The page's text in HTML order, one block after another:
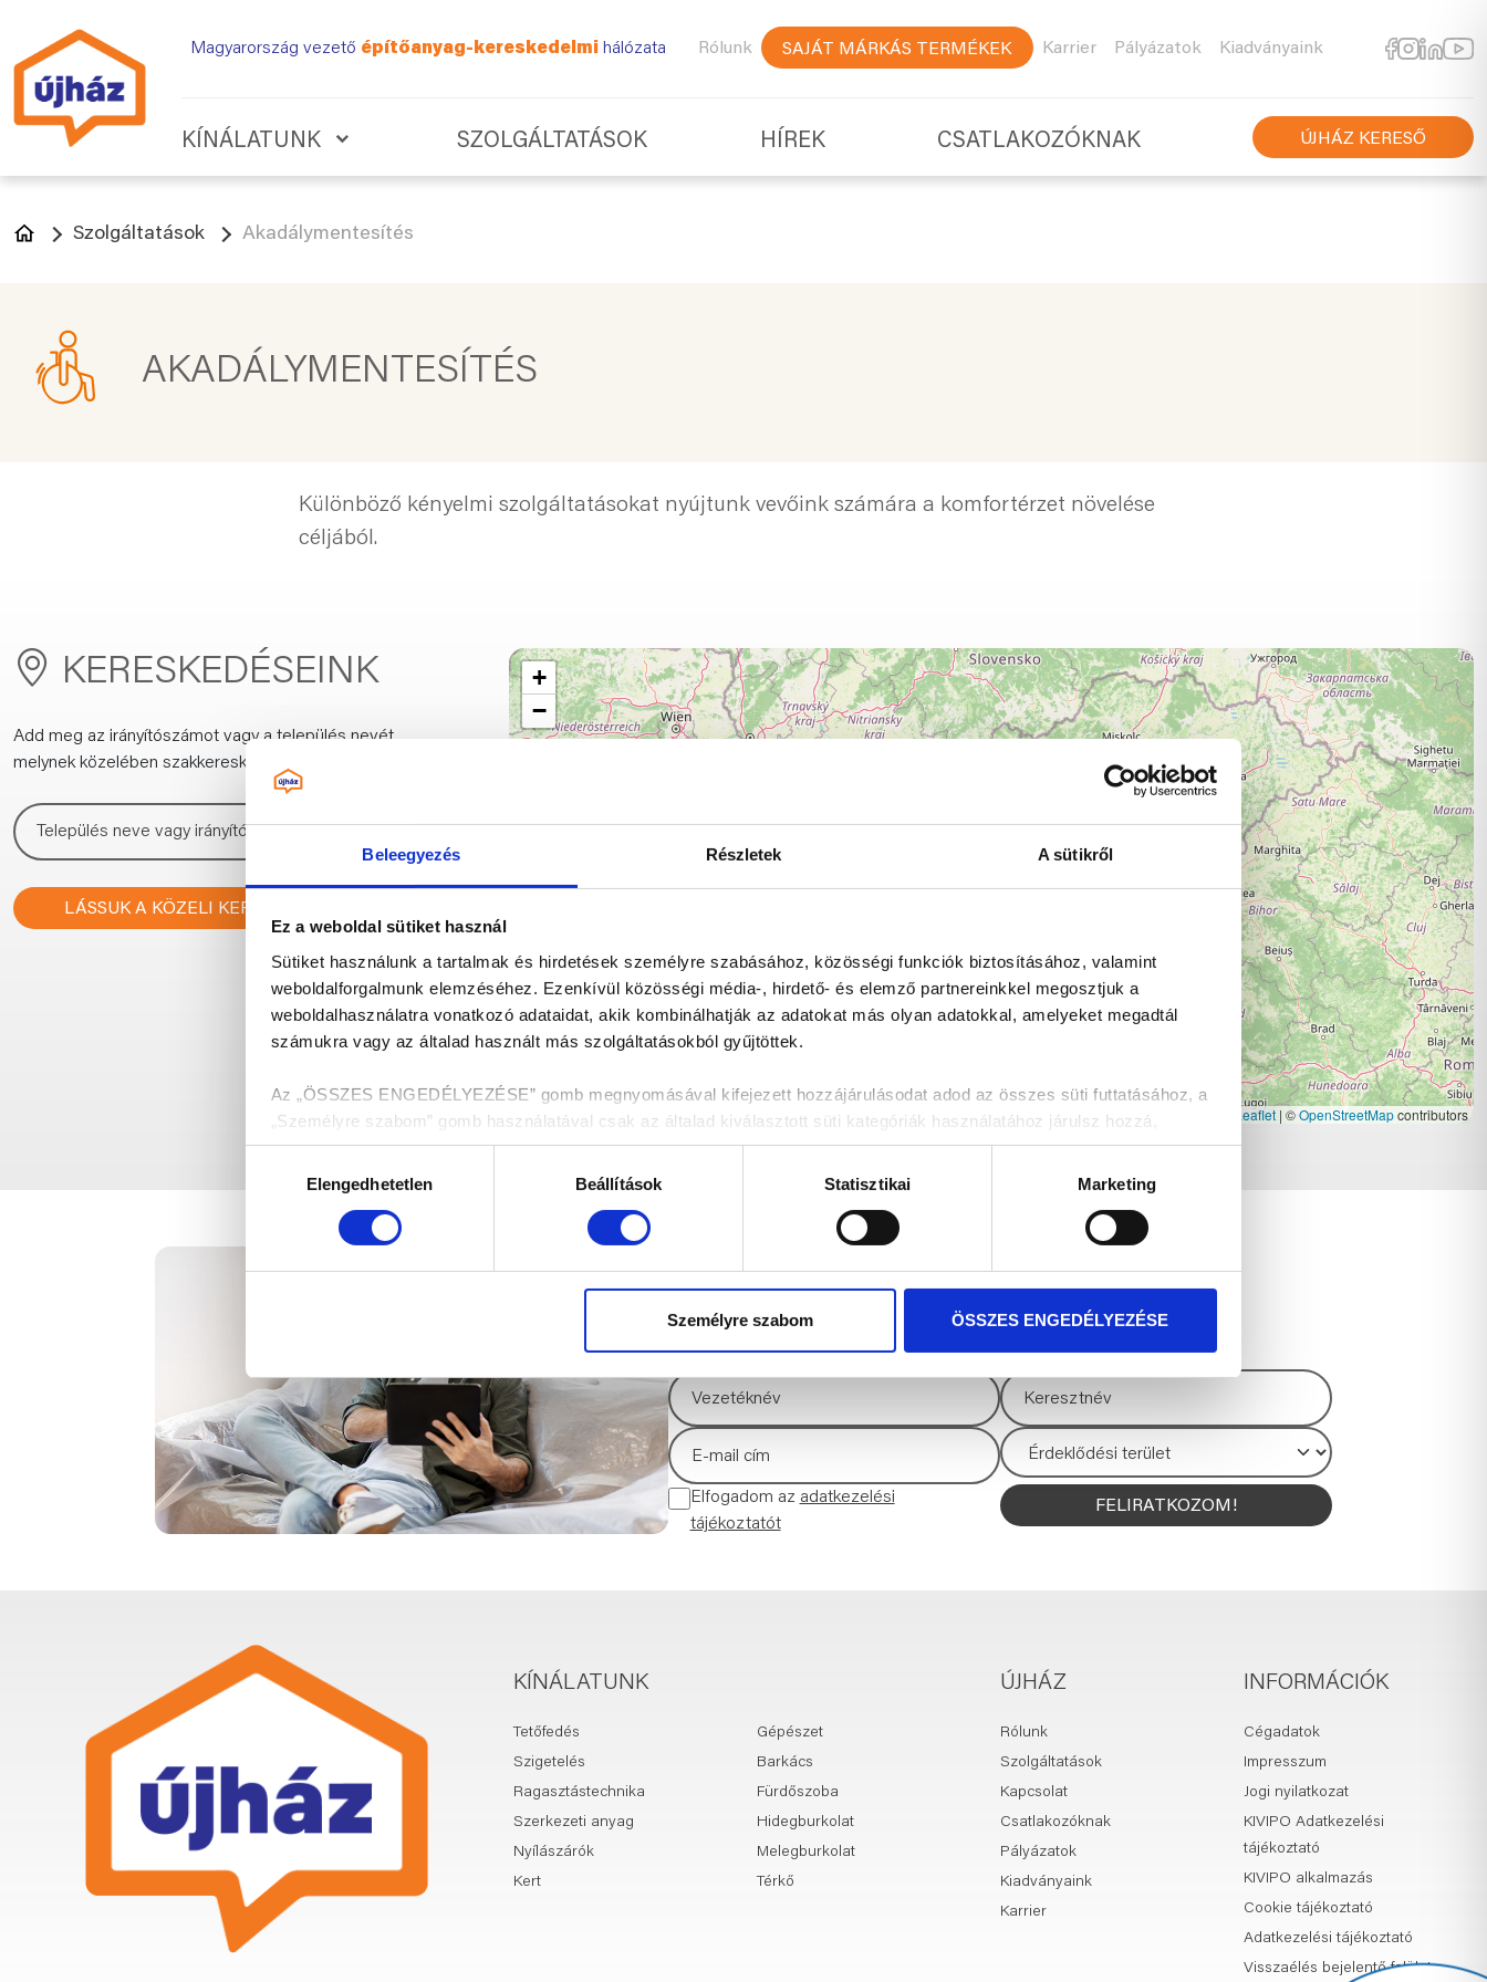
Beleegyezés Részletek A sütikről
Ez a weboldal sütiket használ
Sütiket használunk a tartalmak és hirdetések személyre szabásához, közösségi funkciók biztosításához, valamint
weboldalforgalmunk elemzéséhez. Ezenkívül közösségi média-, hirdető- és elemző partnereinkkel megosztjuk a
weboldalhasználatra vonatkozó adataidat, akik kombinálhatják az adatokat más olyan adatokkal, amelyeket megadtál
számukra vagy az általad használt más szolgáltatásokból gyűjtöttek.
Az „ÖSSZES ENGEDÉLYEZÉSE” gomb megnyomásával kifejezett hozzájárulásodat adod az összes süti futtatásához, a
„Személyre szabom” gomb használatával csak az általad kiválasztott süti kategóriák használatához járulsz hozzá,
melyekről a Részletek megjelenítése fül alatt tájékozódhatsz.
kiválasztásaElengedhetetlen Beállítások Statisztikai Marketing
Személyre szabom ÖSSZES ENGEDÉLYEZÉSE
Magyarország vezető építőanyag-kereskedelmi hálózata Rólunk SAJÁT MÁRKÁS TERMÉKEK Karrier Pályázatok Kiadványaink
KÍNÁLATUNK SZOLGÁLTATÁSOK HÍREK CSATLAKOZÓKNAK ÚJHÁZ KERESŐ
Szolgáltatások Akadálymentesítés
AKADÁLYMENTESÍTÉS
Különböző kényelmi szolgáltatásokat nyújtunk vevőink számára a komfortérzet növelése
céljából.
KERESKEDÉSEINK
Add meg az irányítószámot vagy a település nevét,
melynek közelében szakkereskedést keresel:
LÁSSUK A KÖZELI KERESKEDÉSEKET!
+
−
Leaflet | ©OpenStreetMapcontributors
HÍRLEVÉL FELIRATKOZÁS
Értesülj az elsők között legújabb híreinkról és akcióinkról!
Elfogadom az adatkezelési
tájékoztatót
FELIRATKOZOM!
KÍNÁLATUNK
Tetőfedés
Szigetelés
Ragasztástechnika
Szerkezeti anyag
Nyílászárók
Kert
Gépészet
Barkács
Fürdőszoba
Hidegburkolat
Melegburkolat
Térkő
ÚJHÁZ
Rólunk
Szolgáltatások
Kapcsolat
Csatlakozóknak
Pályázatok
Kiadványaink
Karrier
INFORMÁCIÓK
Cégadatok
Impresszum
Jogi nyilatkozat
KIVIPO Adatkezelési
tájékoztató
KIVIPO alkalmazás
Cookie tájékoztató
Adatkezelési tájékoztató
Visszaélés bejelentő felület